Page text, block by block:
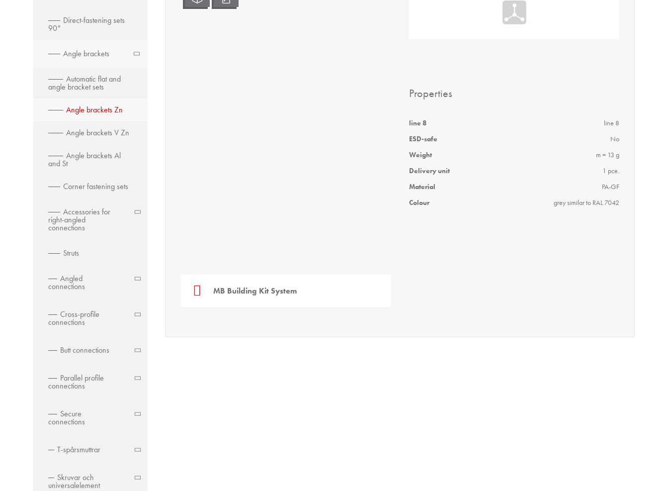
Direct-fastening sets
90°
Angle brackets
Automatic flat and
angle bracket sets
Angle brackets Zn
Angle brackets V Zn
Angle brackets Al
and St
Corner fastening sets
Accessories for
right-angled
connections
Struts
Angled
connections
Cross-profile
connections
Butt connections
Parallel profile
connections
Secure
connections
T-spårsmuttrar
Skruvar och
universalelement
Properties
line 8
line 8
ESD-safe
No
Weight
m = 13 g
Delivery unit
1 pce.
Material
PA-GF
Colour
grey similar to RAL 7042
MB Building Kit System